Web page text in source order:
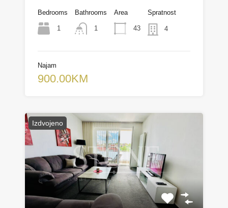
Bedrooms
1
Bathrooms
1
Area
43
Spratnost
4
Najam
900.00KM
Izdvojeno